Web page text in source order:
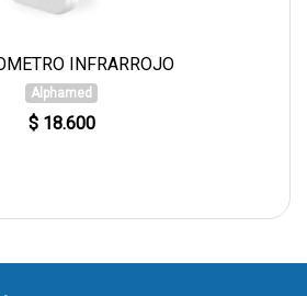
INFRARROJO
Alphamed
$ 18.600